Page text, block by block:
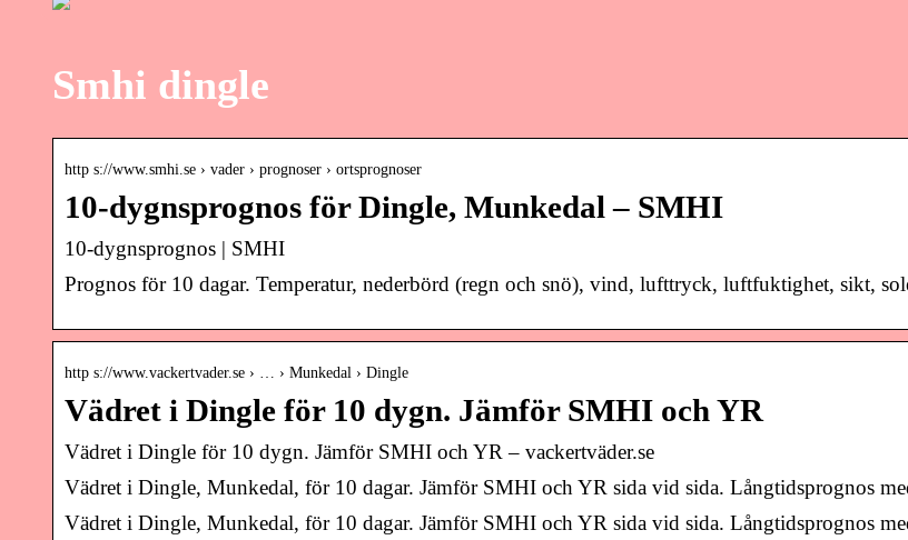
Smhi dingle
http s://www.smhi.se › vader › prognoser › ortsprognoser
10-dygnsprognos för Dingle, Munkedal – SMHI
10-dygnsprognos | SMHI
Prognos för 10 dagar. Temperatur, nederbörd (regn och snö), vind, lufttryck, luftfuktighet, sikt,
http s://www.vackertvader.se › … › Munkedal › Dingle
Vädret i Dingle för 10 dygn. Jämför SMHI och YR
Vädret i Dingle för 10 dygn. Jämför SMHI och YR – vackertväder.se
Vädret i Dingle, Munkedal, för 10 dagar. Jämför SMHI och YR sida vid sida. Långtidsprognos
Vädret i Dingle, Munkedal, för 10 dagar. Jämför SMHI och YR sida vid sida. Långtidsprognos